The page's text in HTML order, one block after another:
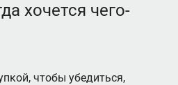
хочется чего-
чтобы убедиться,